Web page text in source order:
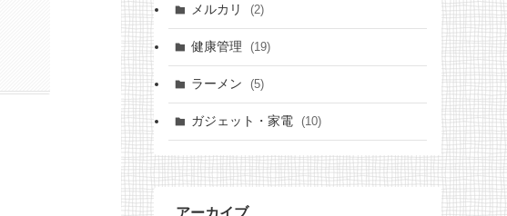
メルカリ (2)
健康管理 (19)
ラーメン (5)
ガジェット・家電 (10)
アーカイブ